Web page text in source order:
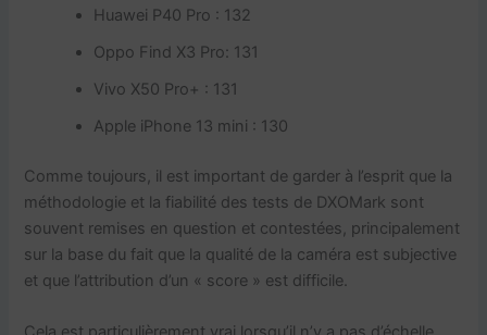
Huawei P40 Pro : 132
Oppo Find X3 Pro: 131
Vivo X50 Pro+ : 131
Apple iPhone 13 mini : 130
Comme toujours, il est important de garder à l’esprit que la
méthodologie et la fiabilité des tests de DXOMark sont
souvent remises en question et contestées, principalement
sur la base du fait que la qualité de la caméra est subjective
et que l’attribution d’un « score » est difficile.